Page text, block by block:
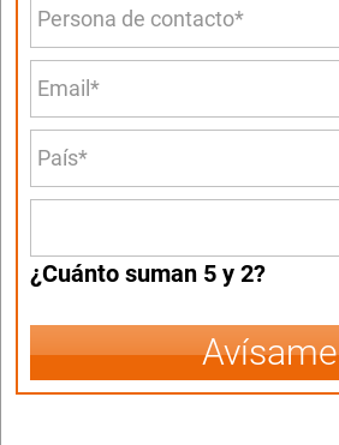
¿Cuánto suman 5 y 2?
Avísame